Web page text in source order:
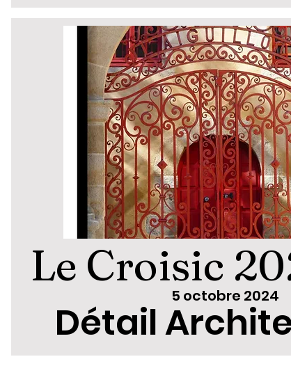
Le Croisic
5 octobre 2024
Détail